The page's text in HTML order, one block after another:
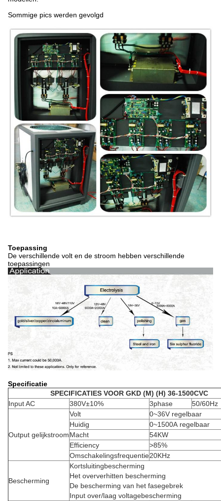
Sommige pics werden gevolgd
Toepassing
De verschillende volt en de stroom hebben verschillende
toepassingen
Specificatie
SPECIFICATIES VOOR GKD (M) (H) 36-1500CVC
Input AC
380V±10% 3phase 50/60Hz
Output gelijkstroom
Volt
0~36V regelbaar
Huidig
0~1500A regelbaar
Macht
54KW
Efficiency
>85%
Omschakelingsfrequentie20KHz
Bescherming
Kortsluitingbescherming
Het oververhitten bescherming
De bescherming van het fasegebrek
Input over/laag voltagebescherming